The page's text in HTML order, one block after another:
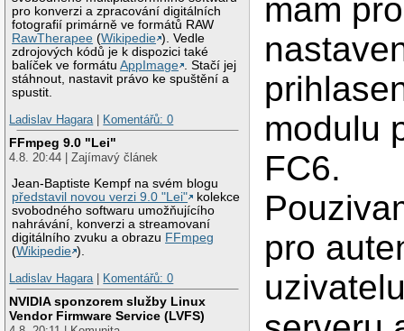
pro konverzi a zpracování digitálních
fotografií primárně ve formátů RAW
RawTherapee (Wikipedie ). Vedle
zdrojových kódů je k dispozici také
balíček ve formátuAppImage . Stačí jej
stáhnout, nastavit právo ke spuštění a
spustit.
Ladislav Hagara
Komentářů: 0
FFmpeg 9.0 "Lei"
4.8. 20:44 | Zajímavý článek
Jean-Baptiste Kempf na svém blogu
představil novou verzi 9.0 "Lei"
kolekce
svobodného softwaru umožňujícího
nahrávání, konverzi a streamovaní
digitálního zvuku a obrazu FFmpeg
(Wikipedie ).
Ladislav Hagara
Komentářů: 0
NVIDIA sponzorem služby Linux
Vendor Firmware Service (LVFS)
mam
modulu
FC6.
pro